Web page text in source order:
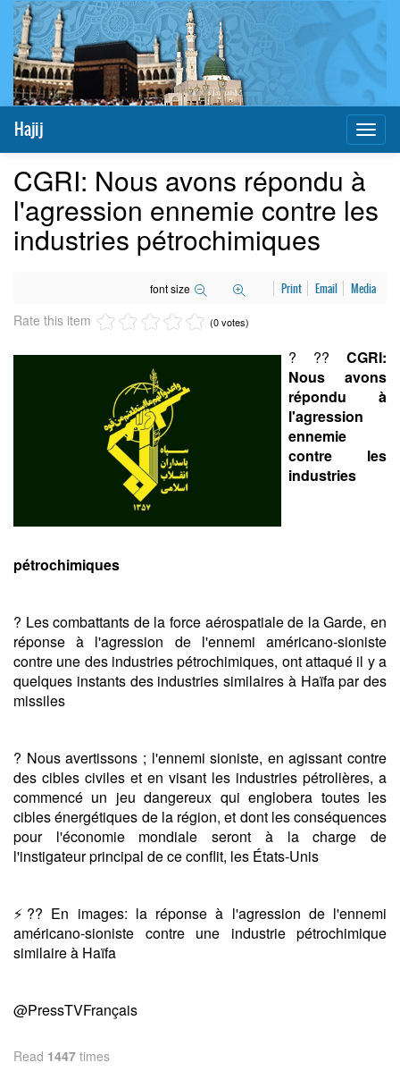
Hajij
CGRI: Nous avons répondu à
l'agression ennemie contre les
industries pétrochimiques
font size Print Email Media
Rate this item (0 votes)
? ?? CGRI:
Nous avons
répondu à
l'agression
ennemie
contre les
industries
pétrochimiques
? Les combattants de la force aérospatiale de la Garde, en
réponse à l'agression de l'ennemi américano-sioniste
contre une des industries pétrochimiques, ont attaqué il y a
quelques instants des industries similaires à Haïfa par des
missiles
? Nous avertissons ; l'ennemi sioniste, en agissant contre
des cibles civiles et en visant les industries pétrolières, a
commencé un jeu dangereux qui englobera toutes les
cibles énergétiques de la région, et dont les conséquences
pour l'économie mondiale seront à la charge de
l'instigateur principal de ce conflit, les États-Unis
⚡️?? En images: la réponse à l'agression de l'ennemi
américano-sioniste contre une industrie pétrochimique
similaire à Haïfa
@PressTVFrançais
Read 1447 times